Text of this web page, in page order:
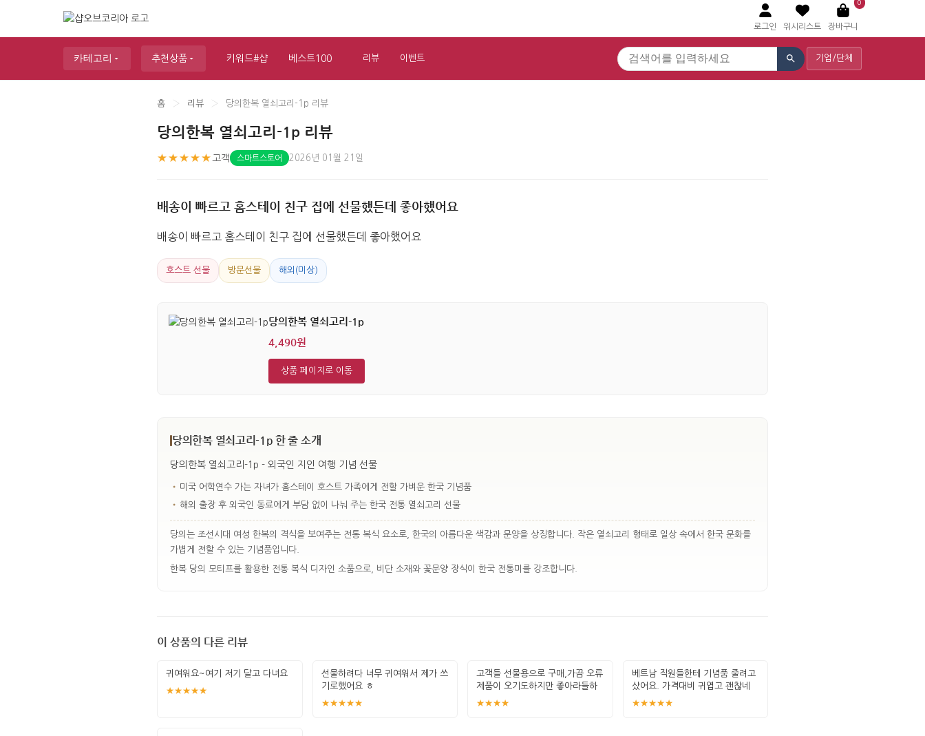
로그인 위시리스트
0
장바구니
카테고리 추천상품 키워드#샵 베스트100 리뷰 이벤트 기업/단체
홈 › 리뷰 › 당의한복 열쇠고리-1p 리뷰
당의한복 열쇠고리-1p 리뷰
★★★★★ 고객 스마트스토어 2026년 01월 21일
배송이 빠르고 홈스테이 친구 집에 선물했든데 좋아했어요
배송이 빠르고 홈스테이 친구 집에 선물했든데 좋아했어요
호스트 선물 방문선물 해외(미상)
당의한복 열쇠고리-1p
4,490원
상품 페이지로 이동
당의한복 열쇠고리-1p 한 줄 소개
당의한복 열쇠고리-1p - 외국인 지인 여행 기념 선물
• 미국 어학연수 가는 자녀가 홈스테이 호스트 가족에게 전할 가벼운 한국 기념품
• 해외 출장 후 외국인 동료에게 부담 없이 나눠 주는 한국 전통 열쇠고리 선물
당의는 조선시대 여성 한복의 격식을 보여주는 전통 복식 요소로, 한국의 아름다운 색감과 문양을 상징합니다. 작은 열쇠고리 형태로 일상 속에서 한국 문화를
가볍게 전할 수 있는 기념품입니다.
한복 당의 모티프를 활용한 전통 복식 디자인 소품으로, 비단 소재와 꽃문양 장식이 한국 전통미를 강조합니다.
이 상품의 다른 리뷰
귀여워요~여기 저기 달고 다녀요
★★★★★
선물하려다 너무 귀여워서 제가 쓰
기로했어요 ㅎ
★★★★★
고객들 선물용으로 구매,가끔 오류
제품이 오기도하지만 좋아라들하
니 계속 구
★★★★
베트남 직원들한테 기념품 줄려고
샀어요. 가격대비 귀엽고 괜찮네
요. 여성
★★★★★